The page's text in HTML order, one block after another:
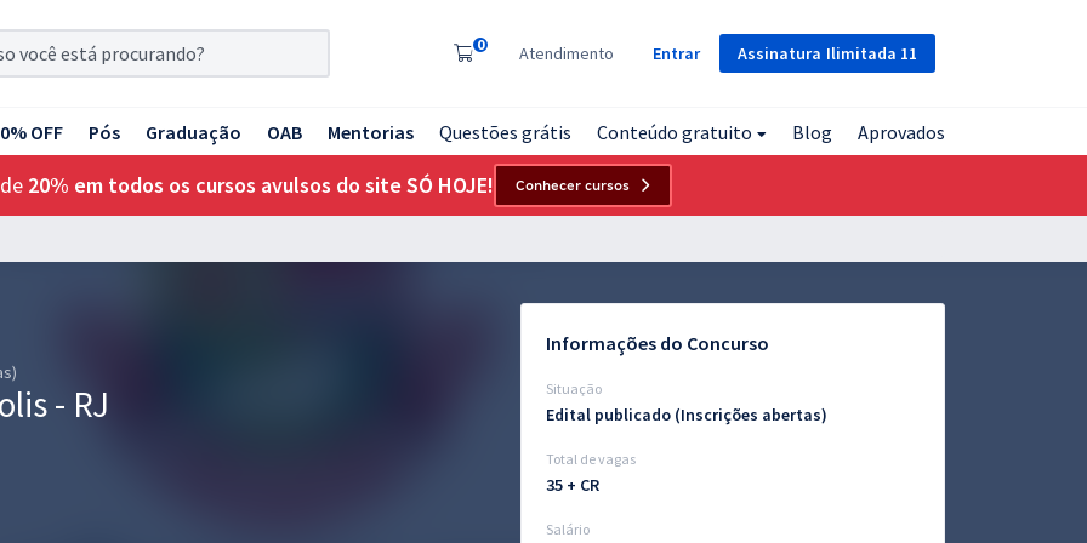
Assinatura Ilimitada 11
0 Atendimento Entrar
OFF Pós Graduação OAB Mentorias Questões grátis Conteúdo gratuito Blog Aprovados
20% em todos os cursos avulsos do site SÓ HOJE! Conhecer cursos
- RJ
Informações do Concurso
Situação
Edital publicado (Inscrições abertas)
Total de vagas
35 + CR
Salário